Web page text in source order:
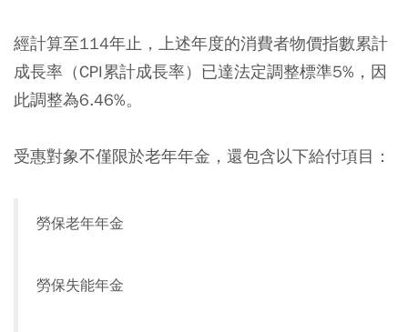
經計算至114年止，上述年度的消費者物價指數累計
成長率（CPI累計成長率）已達法定調整標準5%，因
此調整為6.46%。
受惠對象不僅限於老年年金，還包含以下給付項目：
勞保老年年金
勞保失能年金